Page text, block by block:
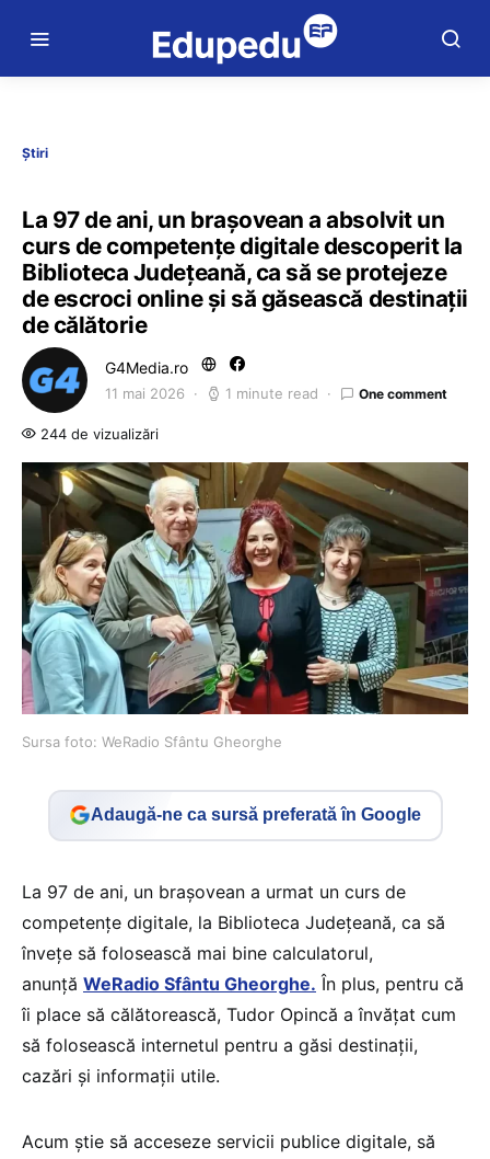
Știri
La 97 de ani, un brașovean a absolvit un
curs de competenţe digitale descoperit la
Biblioteca Judeţeană, ca să se protejeze
de escroci online și să găsească destinații
de călătorie
G4Media.ro
11 mai 2026 1 minute read One comment
244 de vizualizări
Sursa foto: WeRadio Sfântu Gheorghe
Adaugă-ne ca sursă preferată în Google
La 97 de ani, un braşovean a urmat un curs de
competenţe digitale, la Biblioteca Judeţeană, ca să
înveţe să folosească mai bine calculatorul,
anunță WeRadio Sfântu Gheorghe. În plus, pentru că
îi place să călătorească, Tudor Opincă a învățat cum
să folosească internetul pentru a găsi destinații,
cazări și informații utile.
Acum ştie să acceseze servicii publice digitale, să